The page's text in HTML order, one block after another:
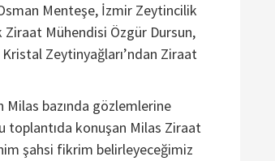
Menteşe, İzmir Zeytincilik
Ziraat Mühendisi Özgür Dursun,
Zeytinyağları’ndan Ziraat
bazında gözlemlerine
toplantıda konuşan Milas Ziraat
şahsi fikrim belirleyeceğimiz